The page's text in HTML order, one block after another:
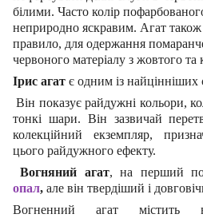
білими. Часто колір
неприродно яскравим. Агат також
правило, для одержання
червоного матеріалу з жовтого та
Ірис агат є одним із найцінніших
Він показує райдужні кольори,
тонкі шари. Він зазвичай
колекційний екземпляр,
цього райдужного ефекту.
Вогняний агат, на перший
опал, але він твердіший і
Вогненний агат містить